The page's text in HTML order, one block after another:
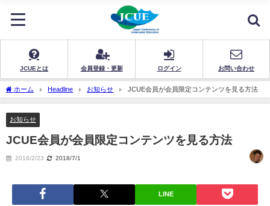
JCUEとは 会員登録・更新 ログイン お問い合わせ
ホーム Headline お知らせ JCUE会員が会員限定コンテンツを見る方法
お知らせ
JCUE会員が会員限定コンテンツを見る方法
2016/2/23 2018/7/1
LINE